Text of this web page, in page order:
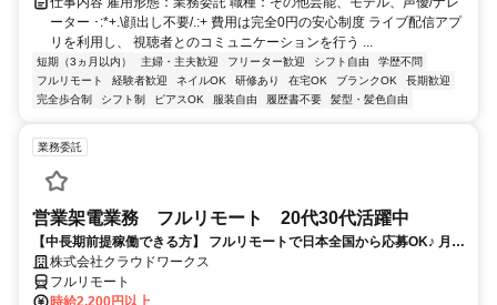
ーター ･:*+.\顔出し不要/.:+ 費用は完全0円の安心制度 ライブ配信アプ
リを利用し、 視聴者とのコミュニケーションを行う ...
短期（3ヵ月以内） 主婦・主夫歓迎 フリーター歓迎 シフト自由
学歴不問
フルリモート
経験者歓迎 ネイルOK 研修あり 在宅OK ブランクOK
長期歓迎
完全歩合制
シフト制 ピアスOK 服装自由 履歴書不要 髪型・髪色自由
業務委託
営業架電業務 フルリモート 20代30代活躍中
【中長期前提稼働できる方】 フルリモートで日本全国から応募OK♪ 月稼
働40時間で安定収入！
株式会社クラウドワークス
フルリモート
時給2,200円以上